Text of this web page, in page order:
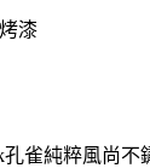
漆
孔雀純粹風尚